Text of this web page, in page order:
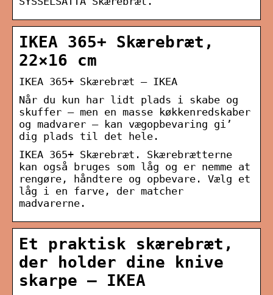
IKEA 365+ Skærebræt,
22×16 cm
IKEA 365+ Skærebræt – IKEA
Når du kun har lidt plads i skabe og
skuffer – men en masse køkkenredskaber
og madvarer – kan vægopbevaring gi’
dig plads til det hele.
IKEA 365+ Skærebræt. Skærebrætterne
kan også bruges som låg og er nemme at
rengøre, håndtere og opbevare. Vælg et
låg i en farve, der matcher
madvarerne.
Et praktisk skærebræt,
der holder dine knive
skarpe – IKEA